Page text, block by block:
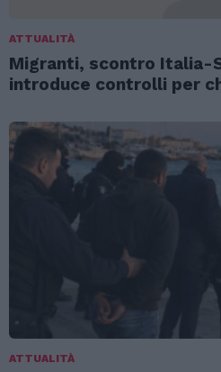
ATTUALITÀ
Migranti, scontro Italia-
introduce controlli per
ATTUALITÀ